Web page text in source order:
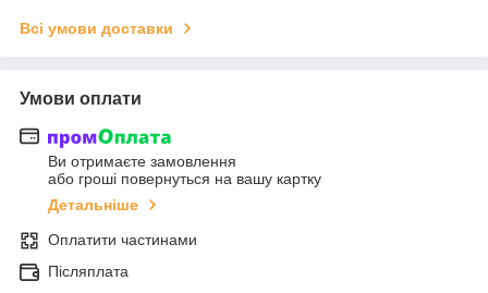
Всі умови доставки
Умови оплати
Ви отримаєте замовлення
або гроші повернуться на вашу картку
Детальніше
Оплатити частинами
Післяплата